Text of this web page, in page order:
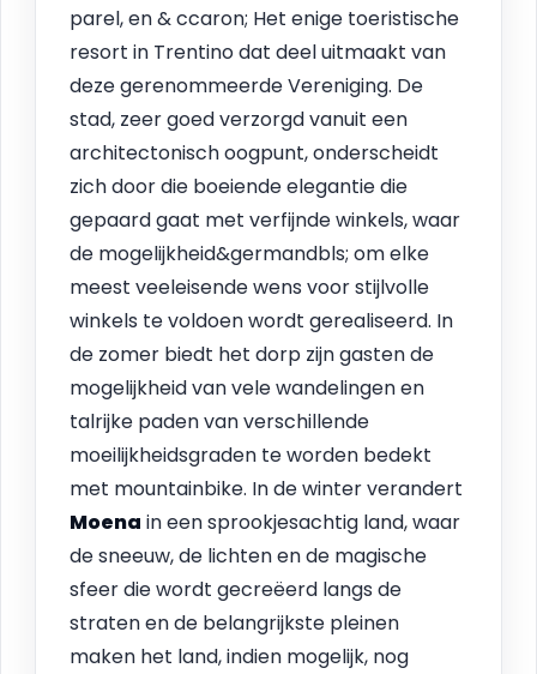
parel, en & ccaron; Het enige toeristische
resort in Trentino dat deel uitmaakt van
deze gerenommeerde Vereniging. De
stad, zeer goed verzorgd vanuit een
architectonisch oogpunt, onderscheidt
zich door die boeiende elegantie die
gepaard gaat met verfijnde winkels, waar
de mogelijkheid&germandbls; om elke
meest veeleisende wens voor stijlvolle
winkels te voldoen wordt gerealiseerd. In
de zomer biedt het dorp zijn gasten de
mogelijkheid van vele wandelingen en
talrijke paden van verschillende
moeilijkheidsgraden te worden bedekt
met mountainbike. In de winter verandert
Moena in een sprookjesachtig land, waar
de sneeuw, de lichten en de magische
sfeer die wordt gecreëerd langs de
straten en de belangrijkste pleinen
maken het land, indien mogelijk, nog